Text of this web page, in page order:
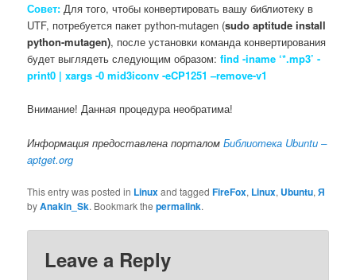
Совет: Для того, чтобы конвертировать вашу библиотеку в
UTF, потребуется пакет python-mutagen (sudo aptitude install
python-mutagen), после установки команда конвертирования
будет выглядеть следующим образом:find -iname ‘*.mp3’ -
print0 | xargs -0 mid3iconv -eCP1251 –remove-v1
Внимание! Данная процедура необратима!
Информация предоставлена порталомБиблиотека Ubuntu –
aptget.org
This entry was posted in Linuxand taggedFireFox, Linux, Ubuntu,Я
byAnakin_Sk. Bookmark thepermalink.
Leave a Reply